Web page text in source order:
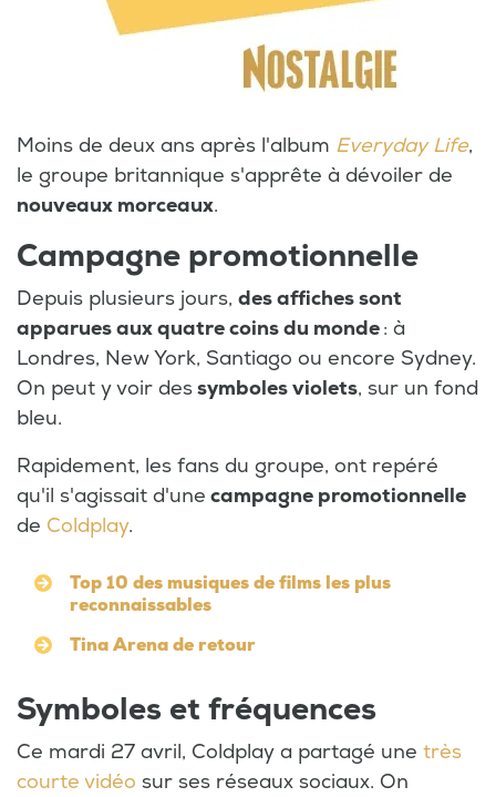
Moins de deux ans après l'album Everyday Life,
le groupe britannique s'apprête à dévoiler de
nouveaux morceaux.
Campagne promotionnelle
Depuis plusieurs jours, des affiches sont
apparues aux quatre coins du monde: à
Londres, New York, Santiago ou encore Sydney.
On peut y voir dessymboles violets, sur un fond
bleu.
Rapidement, les fans du groupe, ont repéré
qu'il s'agissait d'une campagne promotionnelle
de Coldplay.
Top 10 des musiques de films les plus
reconnaissables
Tina Arena de retour
Symboles et fréquences
Ce mardi 27 avril, Coldplay a partagé une très
courte vidéo sur ses réseaux sociaux. On